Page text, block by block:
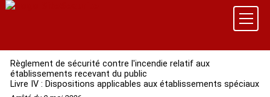
Règlement de sécurité contre l'incendie relatif aux
établissements recevant du public
Livre IV : Dispositions applicables aux établissements spéciaux